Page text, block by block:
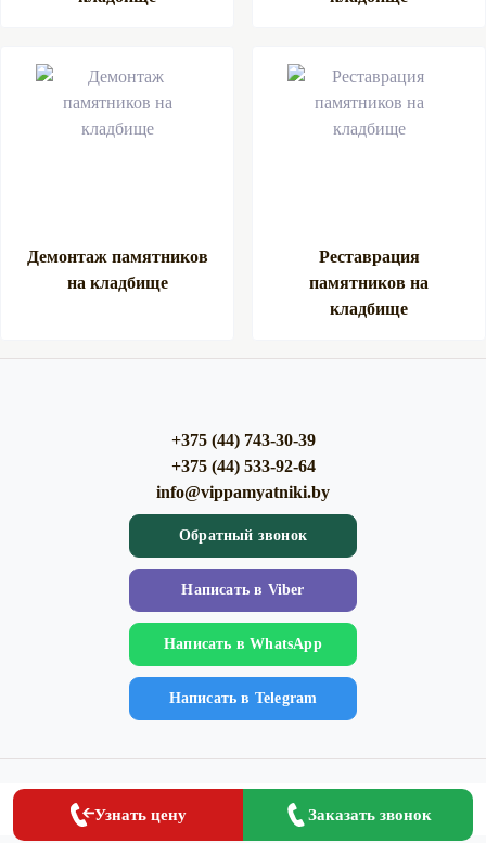
Демонтаж памятников
на кладбище
Реставрация
памятников на
кладбище
+375 (44) 743-30-39
+375 (44) 533-92-64
info@vippamyatniki.by
Обратный звонок
Напиcать в Viber
Напиcать в WhatsApp
Напиcать в Telegram
Клиентам
О компании Памятники на могилу
Узнать цену Заказать звонок